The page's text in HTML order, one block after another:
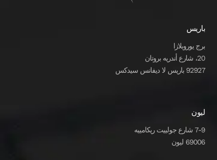
باريس
برج يوروبلازا
20، شارع أندريه بروتان
92927 باريس لا ديفانس سيدكس
ليون
7-9 شارع جولييت ريكامييه
69006 ليون